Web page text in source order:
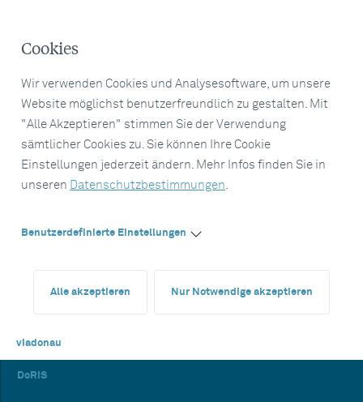
Cookies
Wir verwenden Cookies und Analysesoftware, um unsere
Website möglichst benutzerfreundlich zu gestalten. Mit
"Alle Akzeptieren" stimmen Sie der Verwendung
sämtlicher Cookies zu. Sie können Ihre Cookie
Einstellungen jederzeit ändern. Mehr Infos finden Sie in
unseren Datenschutzbestimmungen.
Benutzerdefinierte Einstellungen
Alle akzeptieren Nur Notwendige akzeptieren
viadonau
DoRIS